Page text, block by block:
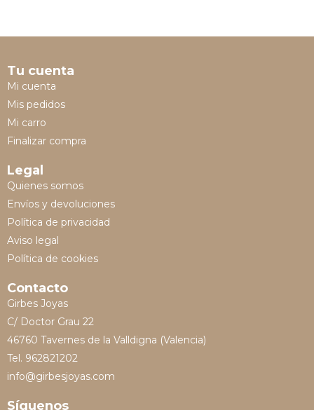
Tu cuenta
Mi cuenta
Mis pedidos
Mi carro
Finalizar compra
Legal
Quienes somos
Envíos y devoluciones
Política de privacidad
Aviso legal
Política de cookies
Contacto
Girbes Joyas
C/ Doctor Grau 22
46760 Tavernes de la Valldigna (Valencia)
Tel. 962821202
info@girbesjoyas.com
Síguenos